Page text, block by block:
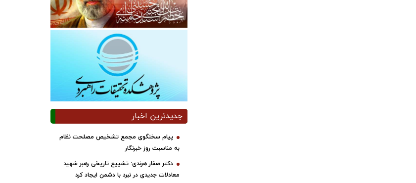
جدیدترین اخبار
پیام سخنگوی مجمع تشخیص مصلحت نظام
به مناسبت روز خبرنگار
دکتر صفار هرندی: تشییع تاریخی رهبر شهید
معادلات جدیدی در نبرد با دشمن ایجاد کرد